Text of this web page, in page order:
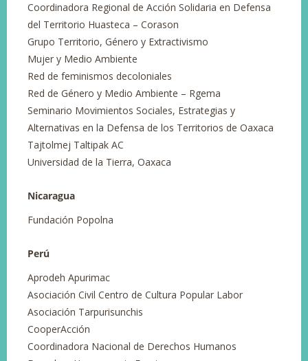
Coordinadora Regional de Acción Solidaria en Defensa
del Territorio Huasteca – Corason
Grupo Territorio, Género y Extractivismo
Mujer y Medio Ambiente
Red de feminismos decoloniales
Red de Género y Medio Ambiente – Rgema
Seminario Movimientos Sociales, Estrategias y
Alternativas en la Defensa de los Territorios de Oaxaca
Tajtolmej Taltipak AC
Universidad de la Tierra, Oaxaca
Nicaragua
Fundación Popolna
Perú
Aprodeh Apurimac
Asociación Civil Centro de Cultura Popular Labor
Asociación Tarpurisunchis
CooperAcción
Coordinadora Nacional de Derechos Humanos